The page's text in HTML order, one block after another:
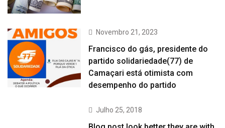
Novembro 21, 2023
Francisco do gás, presidente do
partido solidariedade(77) de
Camaçari está otimista com
desempenho do partido
Julho 25, 2018